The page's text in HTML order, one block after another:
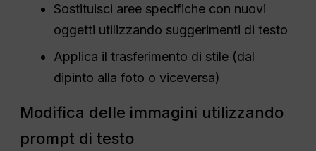
Sostituisci aree specifiche con nuovi
oggetti utilizzando suggerimenti di testo
Applica il trasferimento di stile (dal
dipinto alla foto o viceversa)
Modifica delle immagini utilizzando
prompt di testo